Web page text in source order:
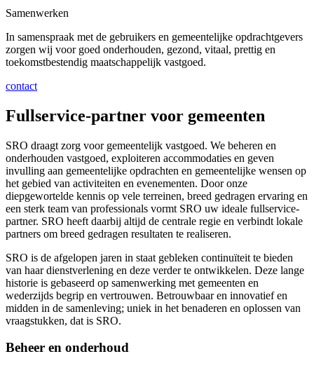
Samenwerken
In samenspraak met de gebruikers en gemeentelijke opdrachtgevers
zorgen wij voor goed onderhouden, gezond, vitaal, prettig en
toekomstbestendig maatschappelijk vastgoed.
contact
Fullservice-partner voor gemeenten
SRO draagt zorg voor gemeentelijk vastgoed. We beheren en
onderhouden vastgoed, exploiteren accommodaties en geven
invulling aan gemeentelijke opdrachten en gemeentelijke wensen op
het gebied van activiteiten en evenementen. Door onze
diepgewortelde kennis op vele terreinen, breed gedragen ervaring en
een sterk team van professionals vormt SRO uw ideale fullservice-
partner. SRO heeft daarbij altijd de centrale regie en verbindt lokale
partners om breed gedragen resultaten te realiseren.
SRO is de afgelopen jaren in staat gebleken continuïteit te bieden
van haar dienstverlening en deze verder te ontwikkelen. Deze lange
historie is gebaseerd op samenwerking met gemeenten en
wederzijds begrip en vertrouwen. Betrouwbaar en innovatief en
midden in de samenleving; uniek in het benaderen en oplossen van
vraagstukken, dat is SRO.
Beheer en onderhoud